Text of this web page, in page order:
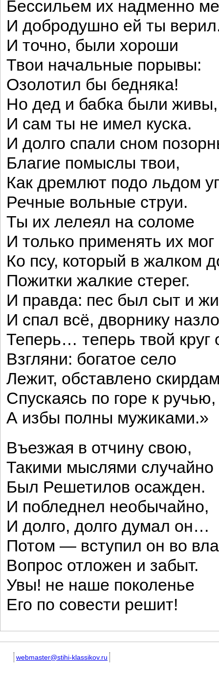
Бессильем их надменно
И добродушно ей ты
И точно, были хороши
Твои начальные порывы:
Озолотил бы бедняка!
Но дед и бабка были живы,
И сам ты не имел куска.
И долго спали сном
Благие помыслы твои,
Как дремлют подо льдом
Речные вольные струи.
Ты их лелеял на соломе
И только применять их мог
Ко псу, который в жалком
Пожитки жалкие стерег.
И правда: пес был сыт и
И спал всё, дворнику
Теперь… теперь твой
Взгляни: богатое село
Лежит, обставлено
Спускаясь по горе к ручью,
А избы полны мужиками.»
Въезжая в отчину свою,
Такими мыслями случайно
Был Решетилов осажден.
И побледнел необычайно,
И долго, долго думал он…
Потом — вступил он во
Вопрос отложен и забыт.
Увы! не наше поколенье
Его по совести решит!
webmaster@stihi-klassikov.ru